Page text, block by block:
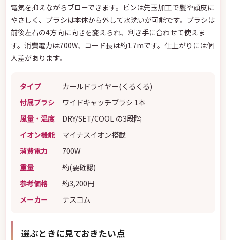
電気を抑えながらブローできます。ピンは先玉加工で髪や頭皮に
やさしく、ブラシは本体から外して水洗いが可能です。ブラシは
前後左右の4方向に向きを変えられ、利き手に合わせて使えま
す。消費電力は700W、コード長は約1.7mです。仕上がりには個
人差があります。
タイプ
カールドライヤー(くるくる)
付属ブラシ
ワイドキャッチブラシ 1本
風量・温度
DRY/SET/COOL の3段階
イオン機能
マイナスイオン搭載
消費電力
700W
重量
約(要確認)
参考価格
約3,200円
メーカー
テスコム
選ぶときに見ておきたい点